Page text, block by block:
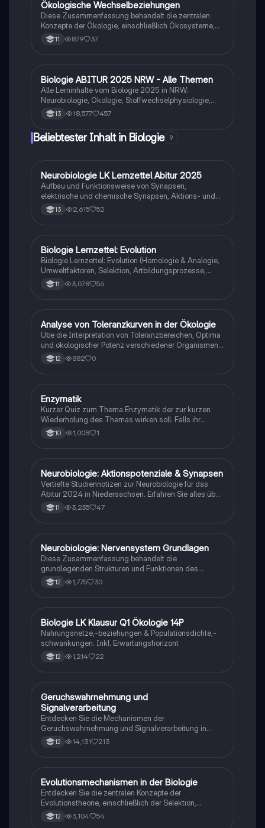
Biologie
Ökologische Wechselbeziehungen
Diese Zusammenfassung behandelt die zentralen
Konzepte der Ökologie, einschließlich Ökosysteme,
Umweltfaktoren, Toleranzkurven und
Nahrungsbeziehungen. Ideal für die Vorbereitung auf
Bedeutung von Wechselbeziehungen in der Natur.
11 879 37
Biologie
Biologie ABITUR 2025 NRW - Alle Themen
Alle Lerninhalte vom Biologie 2025 in NRW.
Neurobiologie, Ökologie, Stoffwechselphysiologie,
Genetik & Evolution.
13 18,577 457
Beliebtester Inhalt in Biologie 9
Biologie
Neurobiologie LK Lernzettel Abitur 2025
Aufbau und Funktionsweise von Synapsen,
elektrische und chemische Synapsen, Aktions- und
Ruhepotential
13 2,615 52
Biologie
Biologie Lernzettel: Evolution
Biologie Lernzettel: Evolution (Homologie & Analogie,
Umweltfaktoren, Selektion, Artbildungsprozesse,
Klimaregeln, Konkurrenz, Evolution des Menschen…)
11 3,078 56
ABiologie
Analyse von Toleranzkurven in der Ökologie
Übe die Interpretation von Toleranzbereichen, Optima
und ökologischer Potenz verschiedener Organismen
gegenüber Umweltfaktoren.
12 882 0
EBiologie
Enzymatik
Kurzer Quiz zum Thema Enzymatik der zur kurzen
Wiederholung des Themas wirken soll. Falls ihr
Fehlern begegnet wäre ich dankbar ,wenn ihr mir
diese weiterleitet. Danke und euch viel Spaß dabei!
10 1,008 1
Biologie
Neurobiologie: Aktionspotenziale & Synapsen
Vertiefte Studiennotizen zur Neurobiologie für das
Abitur 2024 in Niedersachsen. Erfahren Sie alles über
Aktionspotenziale, Ruhepotenziale, synaptische
Integration, die Rolle von Neurotransmittern, die
Schüler, die sich auf Prüfungen vorbereiten und ein
tiefes Verständnis der neuronalen Signalübertragung
entwickeln möchten.
11 3,235 47
Biologie
Neurobiologie: Nervensystem Grundlagen
Diese Zusammenfassung behandelt die
grundlegenden Strukturen und Funktionen des
Nervensystems, einschließlich Neuronen, Gliazellen,
Ruhepotential, Aktionspotential und synaptische
Signalübertragung und die Auswirkungen von
Neurotoxinen. Ideal für Studierende der Neurobiologie
und verwandter Fächer.
12 1,775 30
Biologie
Biologie LK Klausur Q1 Ökologie 14P
Nahrungsnetze,-beziehungen & Populationsdichte,-
schwankungen. Inkl. Erwartungshorizont
12 1,214 22
Biologie
Geruchswahrnehmung und
Signalverarbeitung
Entdecken Sie die Mechanismen der
Geruchswahrnehmung und Signalverarbeitung in
Nervenzellen. Diese Übungsaufgaben für das
mündliche Abitur in Neurobiologie behandeln
Studierende, die sich auf Prüfungen vorbereiten.
12 14,131 213
Biologie
Evolutionsmechanismen in der Biologie
Entdecken Sie die zentralen Konzepte der
Evolutionstheorie, einschließlich der Selektion,
Isolationsmechanismen und Evolutionsfaktoren wie
Mutation und Rekombination. Diese
12 3,104 54